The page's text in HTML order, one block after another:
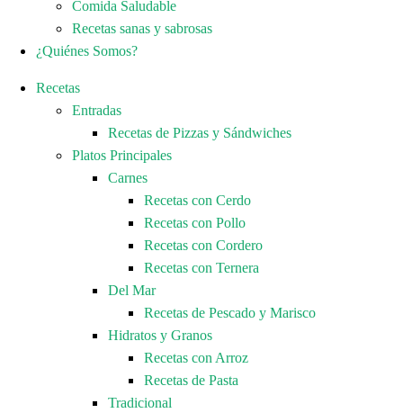
Comida Saludable
Recetas sanas y sabrosas
¿Quiénes Somos?
Recetas
Entradas
Recetas de Pizzas y Sándwiches
Platos Principales
Carnes
Recetas con Cerdo
Recetas con Pollo
Recetas con Cordero
Recetas con Ternera
Del Mar
Recetas de Pescado y Marisco
Hidratos y Granos
Recetas con Arroz
Recetas de Pasta
Tradicional